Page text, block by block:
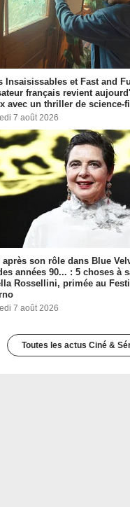
Insaisissables et Fast and
français revient
avec un thriller de science-
7 août 2026
après son rôle dans Blue
années 90... : 5 choses à
Rossellini, primée au
7 août 2026
Toutes les actus Ciné &